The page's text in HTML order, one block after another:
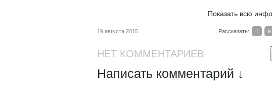
Показать всю
19 августа 2015 Рассказать: t в
НЕТ КОММЕНТАРИЕВ
Написать комментарий ↓